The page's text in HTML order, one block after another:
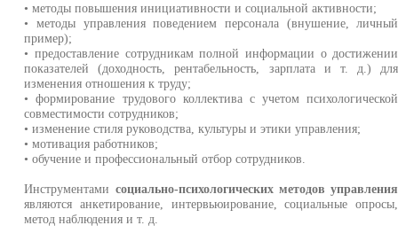
• методы повышения инициативности и социальной активности;
• методы управления поведением персонала (внушение, личный
пример);
• предоставление сотрудникам полной информации о достижении
показателей (доходность, рентабельность, зарплата и т. д.) для
изменения отношения к труду;
• формирование трудового коллектива с учетом психологической
совместимости сотрудников;
• изменение стиля руководства, культуры и этики управления;
• мотивация работников;
• обучение и профессиональный отбор сотрудников.
Инструментами социально-психологических методов управления
являются анкетирование, интервьюирование, социальные опросы,
метод наблюдения и т. д.